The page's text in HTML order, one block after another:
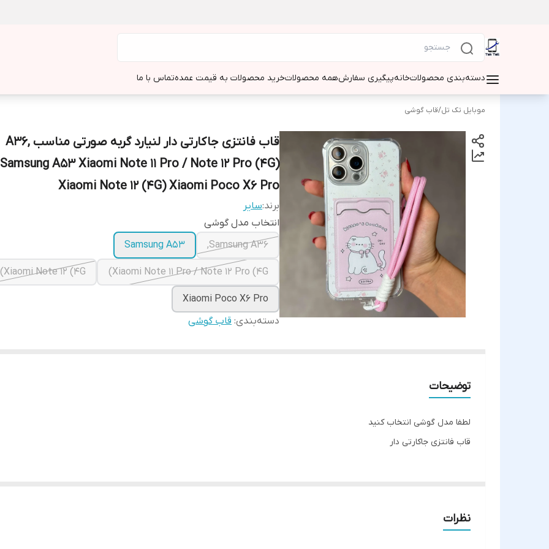
دسته‌بندی محصولاتخانهپیگیری سفارشهمه محصولاتخرید محصولات به قیمت عمدهتماس با ما
موبایل تک تل/قاب گوشی
قاب فانتزی جاکارتی دار لنیارد گربه صورتی مناسب A36,
Samsung A53 Xiaomi Note 11 Pro / Note 12 Pro (4G)
Xiaomi Note 12 (4G) Xiaomi Poco X6 Pro
برند:سایر
انتخاب مدل گوشی
Samsung A36,
Samsung A53
Xiaomi Note 11 Pro / Note 12 Pro (4G)
Xiaomi Note 12 (4G)
Xiaomi Poco X6 Pro
دسته‌بندی: قاب گوشی
توضیحات
لطفا مدل گوشی انتخاب کنید
قاب فانتزی جاکارتی دار
نظرات